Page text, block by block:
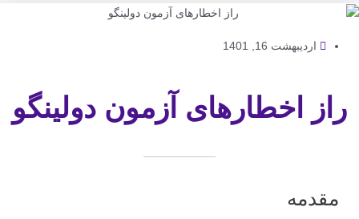
اردیبهشت 16, 1401
راز اخطارهای آزمون دولینگو
مقدمه